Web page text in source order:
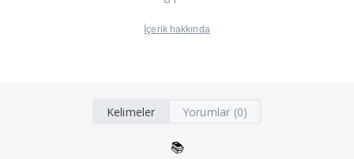
İçerik hakkında
Kelimeler Yorumlar (0)
📚